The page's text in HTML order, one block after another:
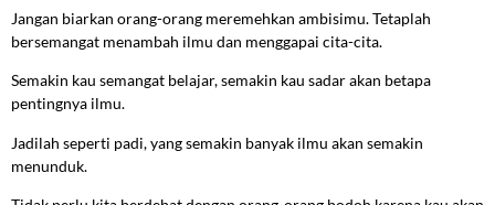
Jangan biarkan orang-orang meremehkan ambisimu. Tetaplah
bersemangat menambah ilmu dan menggapai cita-cita.
Semakin kau semangat belajar, semakin kau sadar akan betapa
pentingnya ilmu.
Jadilah seperti padi, yang semakin banyak ilmu akan semakin
menunduk.